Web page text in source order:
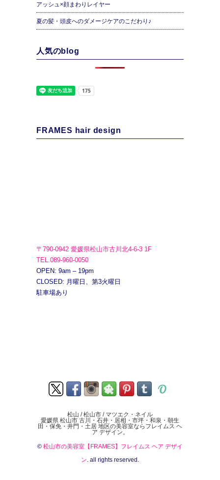
アッシュ×顔まわりレイヤー
夏の髪・頭皮へのダメージケアのこだわり♪
人気のblog
FRAMES hair design
〒790-0942 愛媛県松山市古川北4-6-3 1F
TEL.089-960-0050
OPEN: 9am – 19pm
CLOSED: 月曜日、第3火曜日
駐車場あり
松山 / 松山市 / マツエク・ネイル
愛媛県 松山市 古川・石井・居相・市坪・和泉・朝生
田・保免・井門・土居 地区の美容室ならフレイムス ヘ
ア デザイン。
© 松山市の美容室【FRAMES】フレイムス ヘア デザイ
ン. all rights reserved.